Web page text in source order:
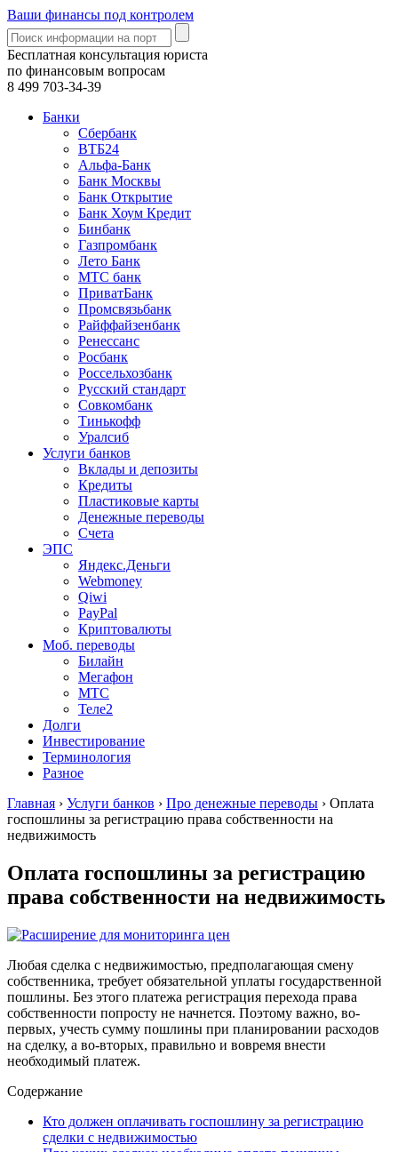
Ваши финансы под контролем
Бесплатная консультация юриста
по финансовым вопросам
8 499 703-34-39
Банки
Сбербанк
ВТБ24
Альфа-Банк
Банк Москвы
Банк Открытие
Банк Хоум Кредит
Бинбанк
Газпромбанк
Лето Банк
МТС банк
ПриватБанк
Промсвязьбанк
Райффайзенбанк
Ренессанс
Росбанк
Россельхозбанк
Русский стандарт
Совкомбанк
Тинькофф
Уралсиб
Услуги банков
Вклады и депозиты
Кредиты
Пластиковые карты
Денежные переводы
Счета
ЭПС
Яндекс.Деньги
Webmoney
Qiwi
PayPal
Криптовалюты
Моб. переводы
Билайн
Мегафон
МТС
Теле2
Долги
Инвестирование
Терминология
Разное
Главная › Услуги банков › Про денежные переводы › Оплата
госпошлины за регистрацию права собственности на
недвижимость
Оплата госпошлины за регистрацию
права собственности на недвижимость
Любая сделка с недвижимостью, предполагающая смену
собственника, требует обязательной уплаты государственной
пошлины. Без этого платежа регистрация перехода права
собственности попросту не начнется. Поэтому важно, во-
первых, учесть сумму пошлины при планировании расходов
на сделку, а во-вторых, правильно и вовремя внести
необходимый платеж.
Содержание
Кто должен оплачивать госпошлину за регистрацию
сделки с недвижимостью